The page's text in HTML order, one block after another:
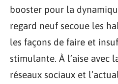
booster pour la
regard neuf secoue les
les façons de faire et
stimulante. À l’aise avec
réseaux sociaux et